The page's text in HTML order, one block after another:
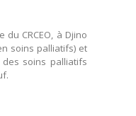
du CRCEO, à Djino
soins palliatifs) et
soins palliatifs